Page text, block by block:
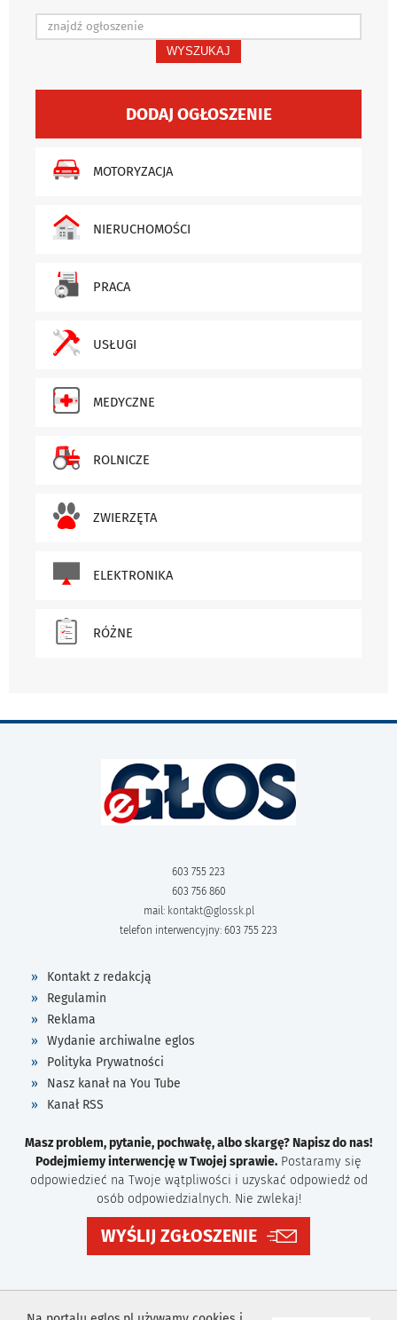
WYSZUKAJ
DODAJ OGŁOSZENIE
MOTORYZACJA
NIERUCHOMOŚCI
PRACA
USŁUGI
MEDYCZNE
ROLNICZE
ZWIERZĘTA
ELEKTRONIKA
RÓŻNE
603 755 223
603 756 860
mail: kontakt@glossk.pl
telefon interwencyjny: 603 755 223
Kontakt z redakcją
Regulamin
Reklama
Wydanie archiwalne eglos
Polityka Prywatności
Nasz kanał na You Tube
Kanał RSS
Masz problem, pytanie, pochwałę, albo skargę? Napisz do nas!
Podejmiemy interwencję w Twojej sprawie. Postaramy się
odpowiedzieć na Twoje wątpliwości i uzyskać odpowiedź od
osób odpowiedzialnych. Nie zwlekaj!
WYŚLIJ ZGŁOSZENIE